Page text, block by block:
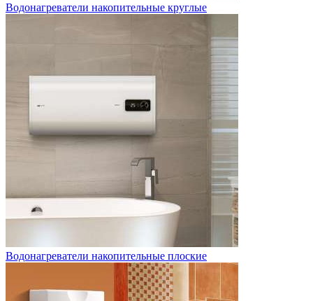
Водонагреватели накопительные круглые
Водонагреватели накопительные плоские